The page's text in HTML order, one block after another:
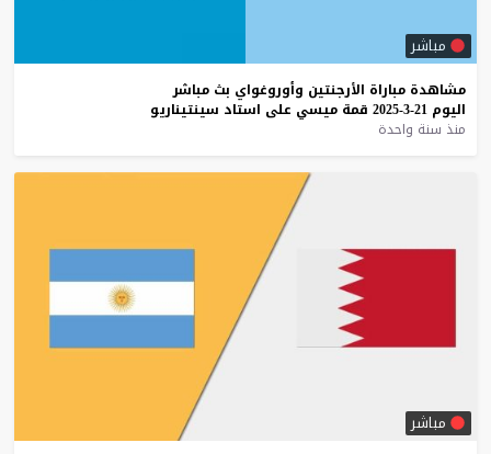
مباشر
مشاهدة مباراة الأرجنتين وأوروغواي بث مباشر
اليوم 21-3-2025 قمة ميسي على استاد سينتيناريو
منذ سنة واحدة
مباشر